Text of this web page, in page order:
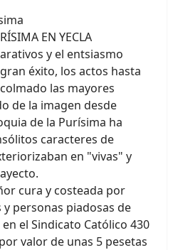
EN YECLA
y el entsiasmo
éxito, los actos hasta
las mayores
de la imagen desde
de la Purísima ha
caracteres de
en "vivas" y
cura y costeada por
personas piadosas de
el Sindicato Católico 430
valor de unas 5 pesetas